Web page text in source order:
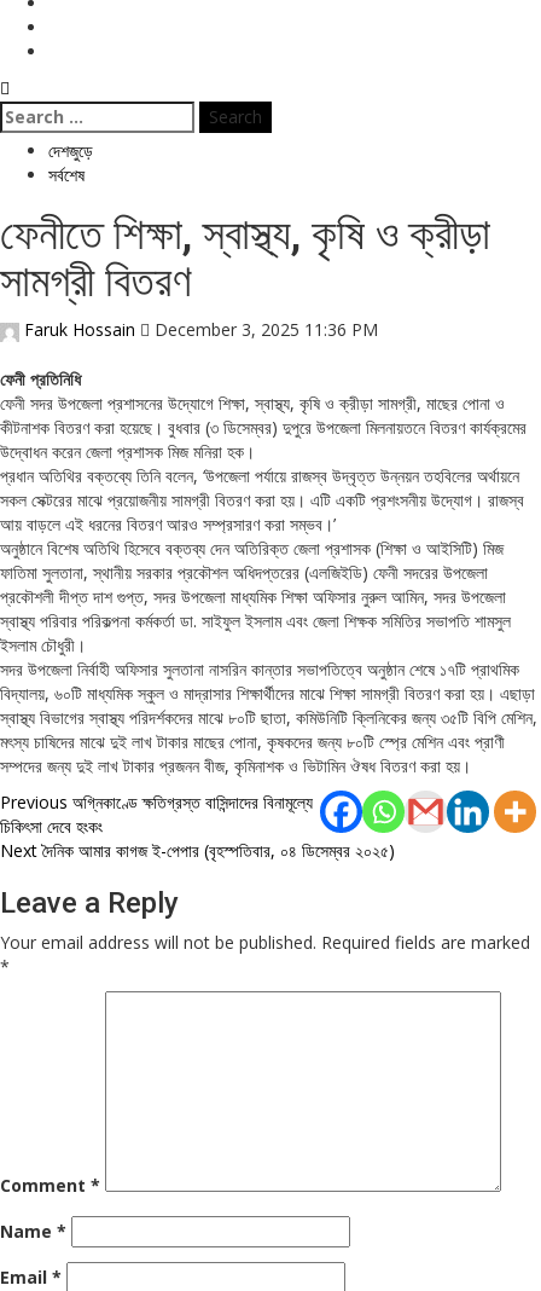
Search
for:
দেশজুড়ে
সর্বশেষ
ফেনীতে শিক্ষা, স্বাস্থ্য, কৃষি ও ক্রীড়া
সামগ্রী বিতরণ
Faruk Hossain December 3, 2025 11:36 PM
ফেনী প্রতিনিধি
ফেনী সদর উপজেলা প্রশাসনের উদ্যোগে শিক্ষা, স্বাস্থ্য, কৃষি ও ক্রীড়া সামগ্রী, মাছের পোনা ও
কীটনাশক বিতরণ করা হয়েছে। বুধবার (৩ ডিসেম্বর) দুপুরে উপজেলা মিলনায়তনে বিতরণ কার্যক্রমের
উদ্বোধন করেন জেলা প্রশাসক মিজ মনিরা হক।
প্রধান অতিথির বক্তব্যে তিনি বলেন, ‘উপজেলা পর্যায়ে রাজস্ব উদ্বৃত্ত উন্নয়ন তহবিলের অর্থায়নে
সকল সেক্টরের মাঝে প্রয়োজনীয় সামগ্রী বিতরণ করা হয়। এটি একটি প্রশংসনীয় উদ্যোগ। রাজস্ব
আয় বাড়লে এই ধরনের বিতরণ আরও সম্প্রসারণ করা সম্ভব।’
অনুষ্ঠানে বিশেষ অতিথি হিসেবে বক্তব্য দেন অতিরিক্ত জেলা প্রশাসক (শিক্ষা ও আইসিটি) মিজ
ফাতিমা সুলতানা, স্থানীয় সরকার প্রকৌশল অধিদপ্তরের (এলজিইডি) ফেনী সদরের উপজেলা
প্রকৌশলী দীপ্ত দাশ গুপ্ত, সদর উপজেলা মাধ্যমিক শিক্ষা অফিসার নুরুল আমিন, সদর উপজেলা
স্বাস্থ্য পরিবার পরিকল্পনা কর্মকর্তা ডা. সাইফুল ইসলাম এবং জেলা শিক্ষক সমিতির সভাপতি শামসুল
ইসলাম চৌধুরী।
সদর উপজেলা নির্বাহী অফিসার সুলতানা নাসরিন কান্তার সভাপতিত্বে অনুষ্ঠান শেষে ১৭টি প্রাথমিক
বিদ্যালয়, ৬০টি মাধ্যমিক স্কুল ও মাদ্রাসার শিক্ষার্থীদের মাঝে শিক্ষা সামগ্রী বিতরণ করা হয়। এছাড়া
স্বাস্থ্য বিভাগের স্বাস্থ্য পরিদর্শকদের মাঝে ৮০টি ছাতা, কমিউনিটি ক্লিনিকের জন্য ৩৫টি বিপি মেশিন,
মৎস্য চাষিদের মাঝে দুই লাখ টাকার মাছের পোনা, কৃষকদের জন্য ৮০টি স্প্রে মেশিন এবং প্রাণী
সম্পদের জন্য দুই লাখ টাকার প্রজনন বীজ, কৃমিনাশক ও ভিটামিন ঔষধ বিতরণ করা হয়।
Post
navigation
Previous অগ্নিকাণ্ডে ক্ষতিগ্রস্ত বাসিন্দাদের বিনামূল্যে
চিকিৎসা দেবে হংকং
Nextদৈনিক আমার কাগজ ই-পেপার (বৃহস্পতিবার, ০৪ ডিসেম্বর ২০২৫)
Leave a Reply
Your email address will not be published. Required fields are marked
*
Comment *
Name *
Email *